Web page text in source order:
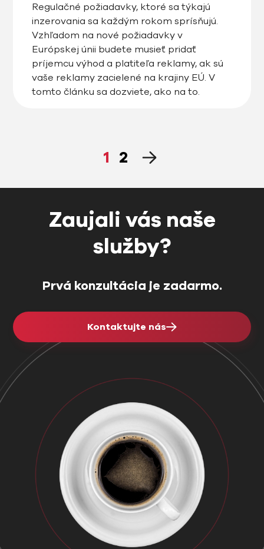
Regulačné požiadavky, ktoré sa týkajú
inzerovania sa každým rokom sprísňujú.
Vzhľadom na nové požiadavky v
Európskej únii budete musieť pridať
príjemcu výhod a platiteľa reklamy, ak sú
vaše reklamy zacielené na krajiny EÚ. V
tomto článku sa dozviete, ako na to.
1 2
Zaujali vás naše
služby?
Prvá konzultácia je zadarmo.
Kontaktujte nás